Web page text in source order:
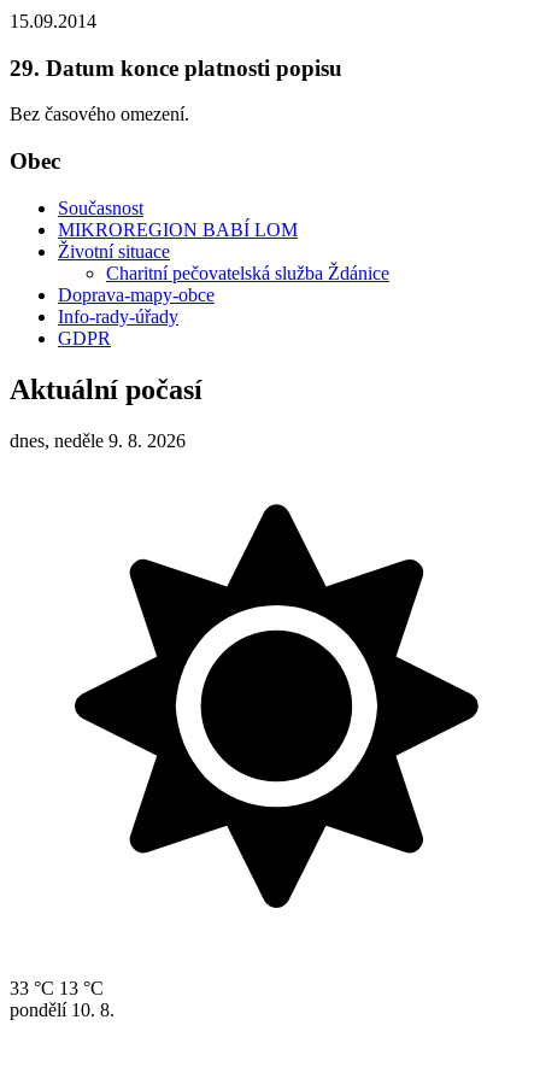
15.09.2014
29. Datum konce platnosti popisu
Bez časového omezení.
Obec
Současnost
MIKROREGION BABÍ LOM
Životní situace
Charitní pečovatelská služba Ždánice
Doprava-mapy-obce
Info-rady-úřady
GDPR
Aktuální počasí
dnes, neděle 9. 8. 2026
33 °C 13 °C
pondělí 10. 8.